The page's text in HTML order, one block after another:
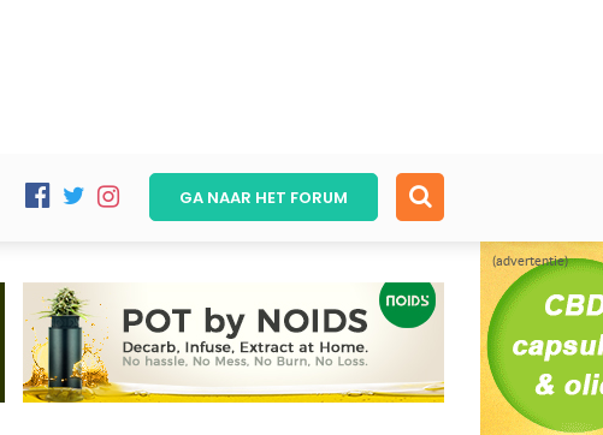
(advertentie)
GA NAAR HET FORUM